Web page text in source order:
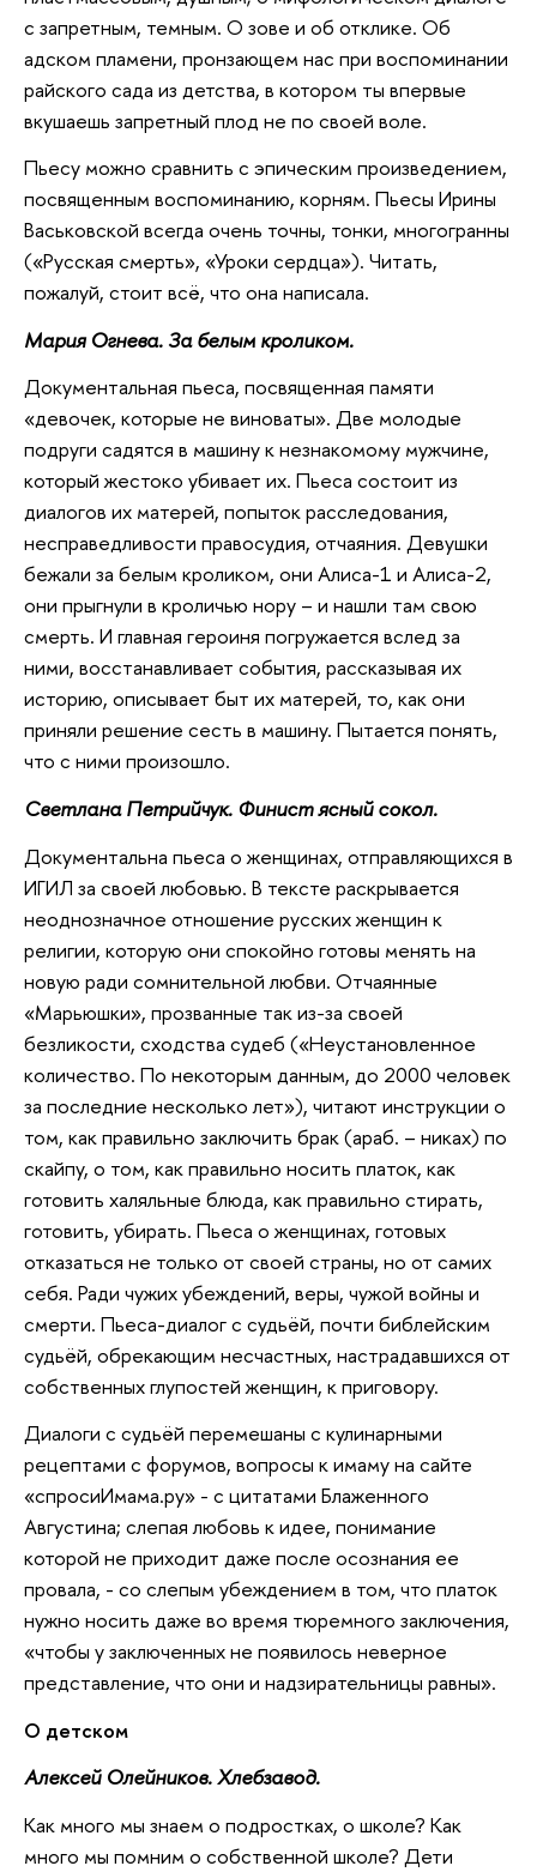
с запретным, темным. О зове и об отклике. Об
адском пламени, пронзающем нас при воспоминании
райского сада из детства, в котором ты впервые
вкушаешь запретный плод не по своей воле.
Пьесу можно сравнить с эпическим произведением,
посвященным воспоминанию, корням. Пьесы Ирины
Васьковской всегда очень точны, тонки, многогранны
(«Русская смерть», «Уроки сердца»). Читать,
пожалуй, стоит всё, что она написала.
Мария Огнева. За белым кроликом.
Документальная пьеса, посвященная памяти
«девочек, которые не виноваты». Две молодые
подруги садятся в машину к незнакомому мужчине,
который жестоко убивает их. Пьеса состоит из
диалогов их матерей, попыток расследования,
несправедливости правосудия, отчаяния. Девушки
бежали за белым кроликом, они Алиса-1 и Алиса-2,
они прыгнули в кроличью нору – и нашли там свою
смерть. И главная героиня погружается вслед за
ними, восстанавливает события, рассказывая их
историю, описывает быт их матерей, то, как они
приняли решение сесть в машину. Пытается понять,
что с ними произошло.
Светлана Петрийчук. Финист ясный сокол.
Документальна пьеса о женщинах, отправляющихся в
ИГИЛ за своей любовью. В тексте раскрывается
неоднозначное отношение русских женщин к
религии, которую они спокойно готовы менять на
новую ради сомнительной любви. Отчаянные
«Марьюшки», прозванные так из-за своей
безликости, сходства судеб («Неустановленное
количество. По некоторым данным, до 2000 человек
за последние несколько лет»), читают инструкции о
том, как правильно заключить брак (араб. – никах) по
скайпу, о том, как правильно носить платок, как
готовить халяльные блюда, как правильно стирать,
готовить, убирать. Пьеса о женщинах, готовых
отказаться не только от своей страны, но от самих
себя. Ради чужих убеждений, веры, чужой войны и
смерти. Пьеса-диалог с судьёй, почти библейским
судьёй, обрекающим несчастных, настрадавшихся от
собственных глупостей женщин, к приговору.
Диалоги с судьёй перемешаны с кулинарными
рецептами с форумов, вопросы к имаму на сайте
«спросиИмама.ру» - с цитатами Блаженного
Августина; слепая любовь к идее, понимание
которой не приходит даже после осознания ее
провала, - со слепым убеждением в том, что платок
нужно носить даже во время тюремного заключения,
«чтобы у заключенных не появилось неверное
представление, что они и надзирательницы равны».
О детском
Алексей Олейников. Хлебзавод.
Как много мы знаем о подростках, о школе? Как
много мы помним о собственной школе? Дети